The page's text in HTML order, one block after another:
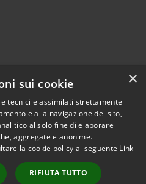
Copyright © 2025
Autorità di
Sistema Portuale
del Mare Adriatico
Centrale
Powered by
Municipium
×
sui cookie
tecnici e assimilati strettamente
e alla navigazione del sito,
al solo fine di elaborare
aggregate e anonime.
la cookie policy al seguente Link
RIFIUTA TUTTO